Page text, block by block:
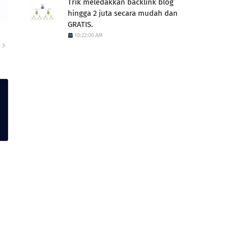
Trik meledakkan backlink blog
hingga 2 juta secara mudah dan
GRATIS.
10:22:00 AM